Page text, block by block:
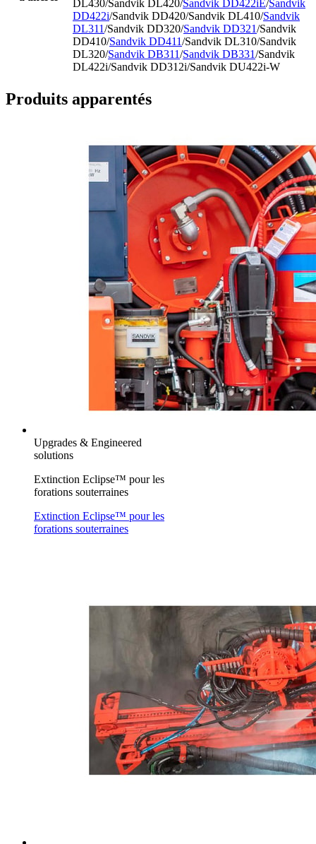
DL430/Sandvik DL420/Sandvik DD422iE/Sandvik
DD422i/Sandvik DD420/Sandvik DL410/Sandvik
DL311/Sandvik DD320/Sandvik DD321/Sandvik
DD410/Sandvik DD411/Sandvik DL310/Sandvik
DL320/Sandvik DB311/Sandvik DB331/Sandvik
DL422i/Sandvik DD312i/Sandvik DU422i-W
Produits apparentés
Upgrades & Engineered
solutions
Extinction Eclipse™ pour les
forations souterraines
Extinction Eclipse™ pour les
forations souterraines